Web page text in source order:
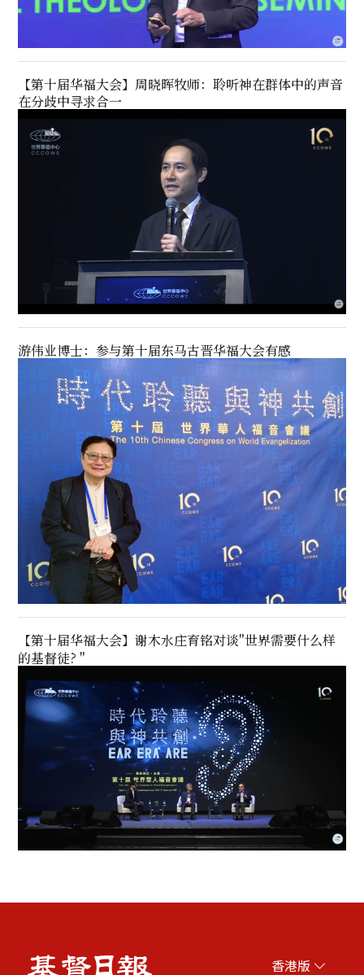
【第十届华福大会】周晓晖牧师：聆听神在群体中的声音
在分歧中寻求合一
游伟业博士：参与第十届东马古晋华福大会有感
【第十届华福大会】谢木水庄育铭对谈"世界需要什么样
的基督徒? "
香港版